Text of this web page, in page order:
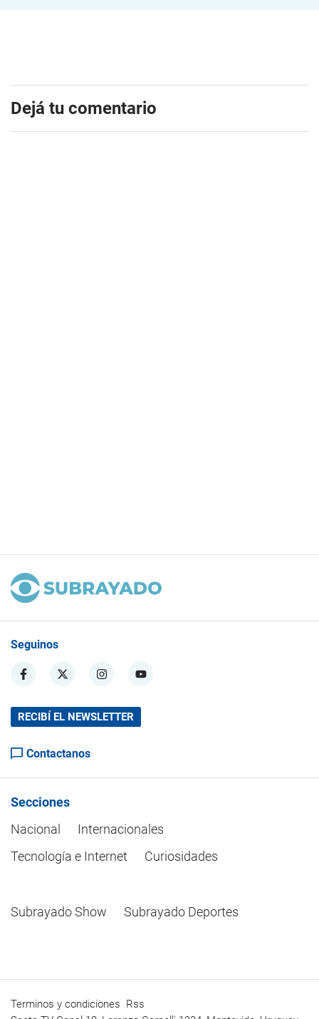
Dejá tu comentario
Seguinos
RECIBÍ EL NEWSLETTER
Contactanos
Secciones
Nacional
Internacionales
Tecnología e Internet
Curiosidades
Subrayado Show Subrayado Deportes
Terminos y condiciones Rss